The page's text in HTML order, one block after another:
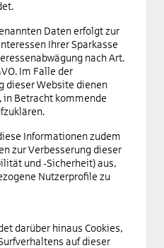
Daten erfolgt zur
Ihrer Sparkasse
nach Art.
Im Falle der
dieser Website dienen
in Betracht kommende
Informationen zudem
zur Verbesserung dieser
und -Sicherheit) aus,
Nutzerprofile zu
darüber hinaus Cookies,
auf dieser